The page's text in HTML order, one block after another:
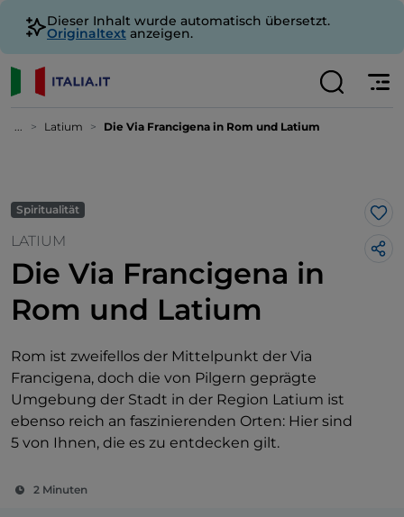
Dieser Inhalt wurde automatisch übersetzt.
Originaltext anzeigen.
... Latium Die Via Francigena in Rom und Latium
Spiritualität
LATIUM
Die Via Francigena in
Rom und Latium
Rom ist zweifellos der Mittelpunkt der Via
Francigena, doch die von Pilgern geprägte
Umgebung der Stadt in der Region Latium ist
ebenso reich an faszinierenden Orten: Hier sind
5 von Ihnen, die es zu entdecken gilt.
2 Minuten